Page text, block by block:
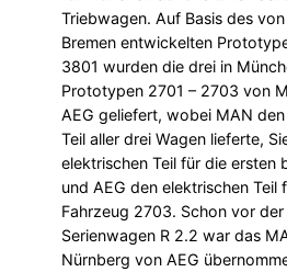
Triebwagen. Auf Basis des
Bremen entwickelten
3801 wurden die drei in
Prototypen 2701 – 2703 von
AEG geliefert, wobei MAN
Teil aller drei Wagen lieferte,
elektrischen Teil für die ersten
und AEG den elektrischen Teil
Fahrzeug 2703. Schon vor
Serienwagen R 2.2 war das
Nürnberg von AEG